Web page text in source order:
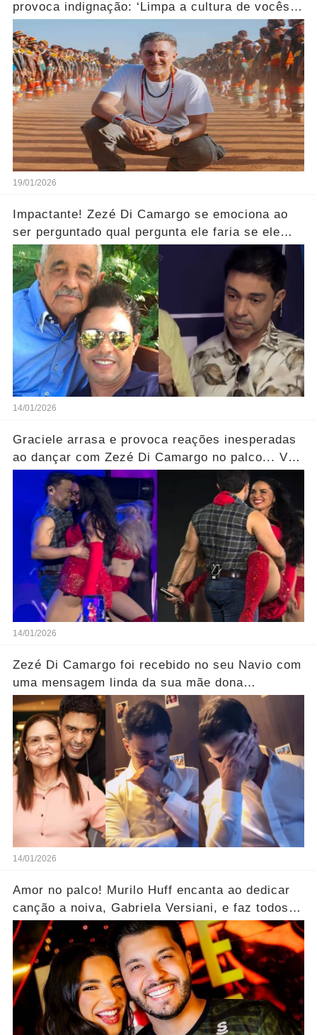
provoca indignação: ‘Limpa a cultura de vocês
19/01/2026
Impactante! Zezé Di Camargo se emociona ao
ser perguntado qual pergunta ele faria se ele
pudesse se encontrar com o seu pai.... Ver mais
14/01/2026
Graciele arrasa e provoca reações inesperadas
ao dançar com Zezé Di Camargo no palco... Ver
14/01/2026
Zezé Di Camargo foi recebido no seu Navio com
uma mensagem linda da sua mãe dona
Helena..... Ver mais
14/01/2026
Amor no palco! Murilo Huff encanta ao dedicar
canção a noiva, Gabriela Versiani, e faz todos
aplaudirem.... Ver mais